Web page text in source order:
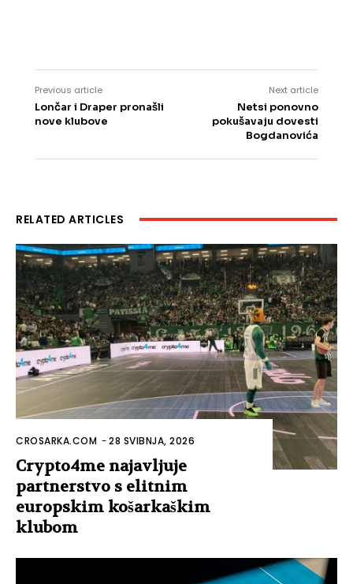
Previous article
Lončar i Draper pronašli
nove klubove
Next article
Netsi ponovno
pokušavaju dovesti
Bogdanovića
RELATED ARTICLES
CROSARKA.COM -28 SVIBNJA, 2026
Crypto4me najavljuje
partnerstvo s elitnim
europskim košarkaškim
klubom